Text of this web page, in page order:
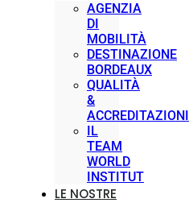
AGENZIA
DI
MOBILITÀ
DESTINAZIONE
BORDEAUX
QUALITÀ
&
ACCREDITAZIONI
IL
TEAM
WORLD
INSTITUT
LE NOSTRE